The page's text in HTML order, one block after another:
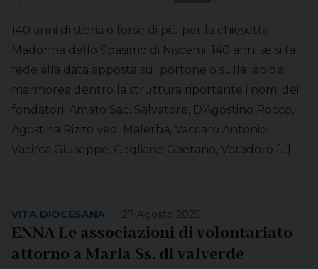
140 anni di storia o forse di più per la chiesetta
Madonna dello Spasimo di Niscemi. 140 anni se si fa
fede alla data apposta sul portone o sulla lapide
marmorea dentro la struttura riportante i nomi dei
fondatori: Amato Sac. Salvatore, D’Agostino Rocco,
Agostina Rizzo ved. Malerba, Vaccaro Antonio,
Vacirca Giuseppe, Gagliano Gaetano, Votadoro […]
27 Agosto 2025
VITA DIOCESANA
ENNA Le associazioni di volontariato
attorno a Maria Ss. di valverde